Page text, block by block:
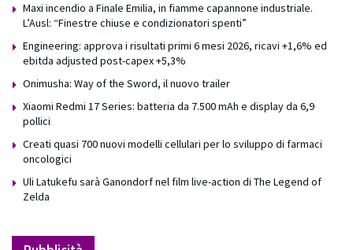
Maxi incendio a Finale Emilia, in fiamme capannone industriale.
L’Ausl: “Finestre chiuse e condizionatori spenti”
Engineering: approva i risultati primi 6 mesi 2026, ricavi +1,6% ed
ebitda adjusted post-capex +5,3%
Onimusha: Way of the Sword, il nuovo trailer
Xiaomi Redmi 17 Series: batteria da 7.500 mAh e display da 6,9
pollici
Creati quasi 700 nuovi modelli cellulari per lo sviluppo di farmaci
oncologici
Uli Latukefu sarà Ganondorf nel film live-action di The Legend of
Zelda